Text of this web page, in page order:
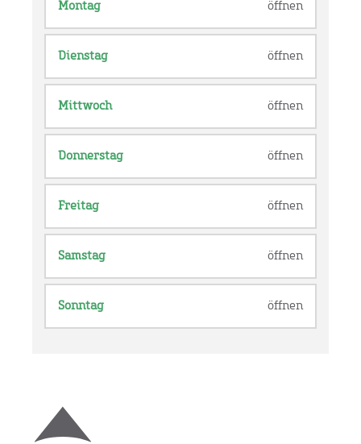
Montag öffnen
Dienstag öffnen
Mittwoch öffnen
Donnerstag öffnen
Freitag öffnen
Samstag öffnen
Sonntag öffnen